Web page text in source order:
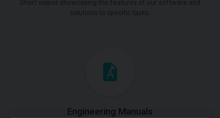
Engineering Manuals